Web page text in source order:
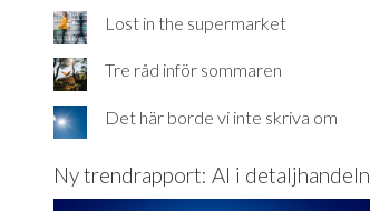
Lost in the supermarket
Tre råd inför sommaren
Det här borde vi inte skriva om
Ny trendrapport: AI i detaljhandeln